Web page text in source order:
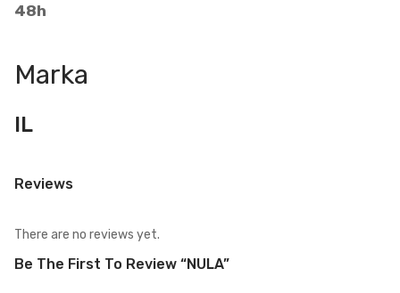
48h
Marka
IL
Reviews
There are no reviews yet.
Be The First To Review “NULA”